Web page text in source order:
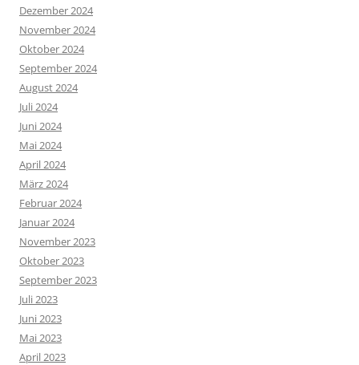
Dezember 2024
November 2024
Oktober 2024
September 2024
August 2024
Juli 2024
Juni 2024
Mai 2024
April 2024
März 2024
Februar 2024
Januar 2024
November 2023
Oktober 2023
September 2023
Juli 2023
Juni 2023
Mai 2023
April 2023